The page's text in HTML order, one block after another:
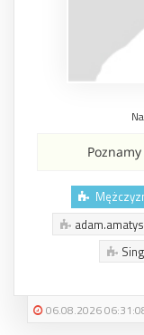
06.08.2026